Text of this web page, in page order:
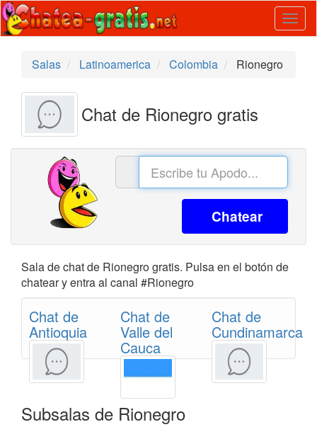
Salas
Latinoamerica Colombia Rionegro
Chat de Rionegro gratis
Chatear
Sala de chat de Rionegro gratis. Pulsa en el botón de
chatear y entra al canal #Rionegro
Chat de
Antioquia
Chat de
Valle del
Cauca
Chat de
Cundinamarca
Subsalas de Rionegro